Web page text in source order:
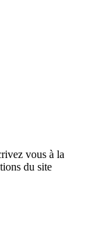
vous à la
du site